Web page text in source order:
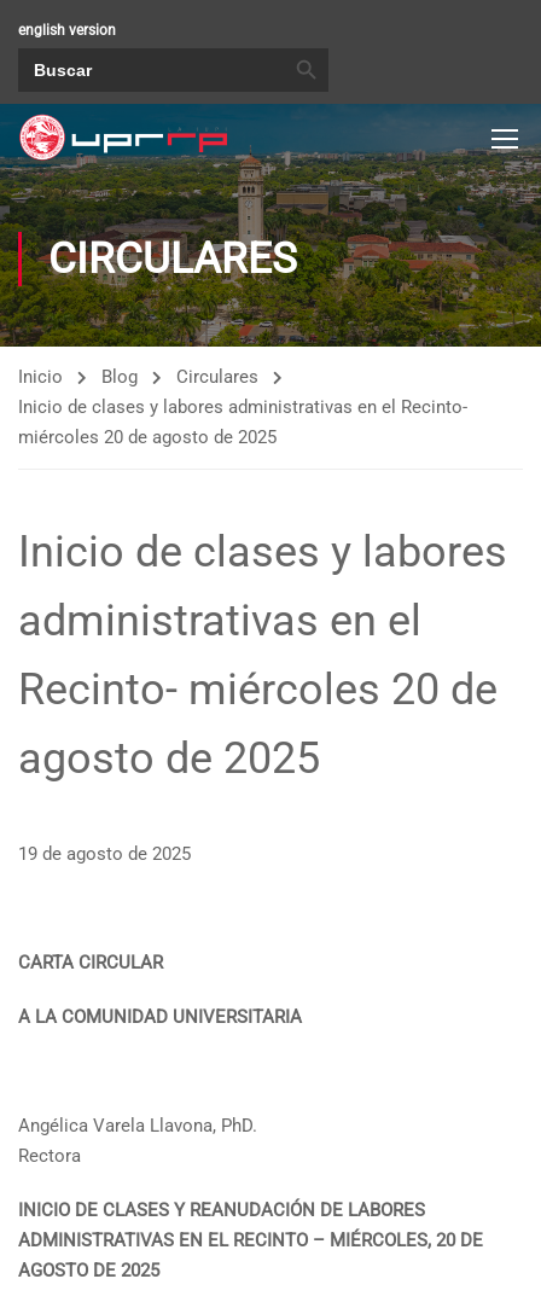
english version
CIRCULARES
Inicio Blog
Circulares
Inicio de clases y labores administrativas en el Recinto-
miércoles 20 de agosto de 2025
Inicio de clases y labores
administrativas en el
Recinto- miércoles 20 de
agosto de 2025
19 de agosto de 2025
CARTA CIRCULAR
A LA COMUNIDAD UNIVERSITARIA
Angélica Varela Llavona, PhD.
Rectora
INICIO DE CLASES Y REANUDACIÓN DE LABORES
ADMINISTRATIVAS EN EL RECINTO – MIÉRCOLES, 20 DE
AGOSTO DE 2025